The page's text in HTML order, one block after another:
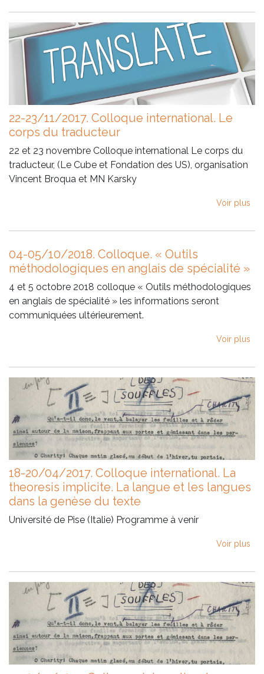
22-23/11/2017. Colloque international. Le
corps du traducteur
22 et 23 novembre Colloque international Le corps du
traducteur, (Le Cube et Fondation des US), organisation
Vincent Broqua et MN Karsky
Voir plus
04-05/10/2018. Colloque. « Outils
méthodologiques en anglais de spécialité »
4 et 5 octobre 2018 colloque « Outils méthodologiques
en anglais de spécialité » les informations seront
communiquées ultérieurement.
Voir plus
18-20/04/2017. Colloque international. La
theoresis implicite. La langue et les langues
dans la genèse du texte
Université de Pise (Italie) Programme à venir
Voir plus